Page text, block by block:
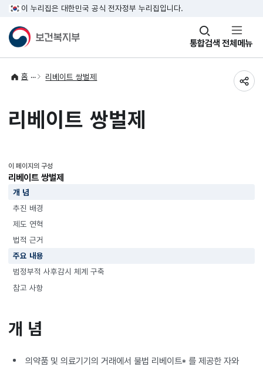
이 누리집은 대한민국 공식 전자정부 누리집입니다.
통합검색
창
열기 전체메뉴
홈 리베이트 쌍벌제
리베이트 쌍벌제
이 페이지의 구성
리베이트 쌍벌제
개 념
추진 배경
제도 연혁
법적 근거
주요 내용
범정부적 사후감시 체계 구축
참고 사항
개 념
의약품 및 의료기기의 거래에서 불법 리베이트* 를 제공한 자와